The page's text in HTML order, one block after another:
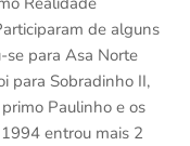
de alguns
se para Asa Norte
para Sobradinho II,
Paulinho e os
entrou mais 2